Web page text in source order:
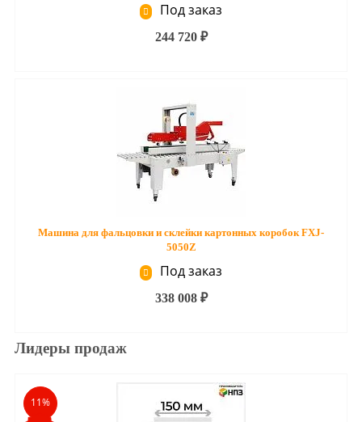
Под заказ
244 720 ₽
Машина для фальцовки и склейки картонных коробок FXJ-
5050Z
Под заказ
338 008 ₽
Лидеры продаж
11%